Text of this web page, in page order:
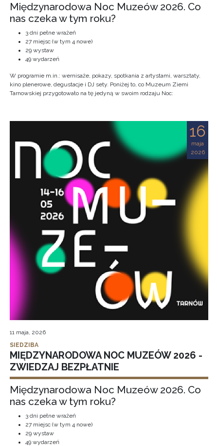
Międzynarodowa Noc Muzeów 2026. Co
nas czeka w tym roku?
3 dni pełne wrażeń
27 miejsc (w tym 4 nowe)
29 wystaw
49 wydarzeń
W programie m.in.: wernisaże, pokazy, spotkania z artystami, warsztaty,
kino plenerowe, degustacje i DJ sety. Poniżej to, co Muzeum Ziemi
Tarnowskiej przygotowało na tę jedyną w swoim rodzaju Noc:
16
maja
2026
11 maja, 2026
SIEDZIBA
MIĘDZYNARODOWA NOC MUZEÓW 2026 -
ZWIEDZAJ BEZPŁATNIE
Międzynarodowa Noc Muzeów 2026. Co
nas czeka w tym roku?
3 dni pełne wrażeń
27 miejsc (w tym 4 nowe)
29 wystaw
49 wydarzeń